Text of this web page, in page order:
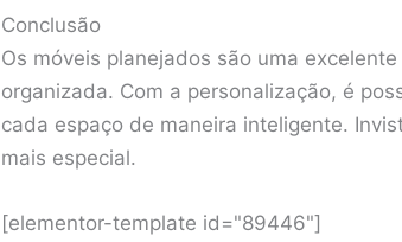
Conclusão
Os móveis planejados são uma
organizada. Com a personalização, é
cada espaço de maneira inteligente.
mais especial.
[elementor-template id="89446"]